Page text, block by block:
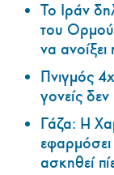
Το Ιράν
του
να
Πνιγμός
γονείς
Γάζα: Η
ασκηθεί